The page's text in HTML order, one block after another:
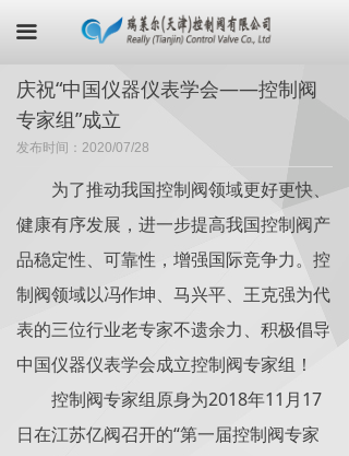
끀
首页
产品中心
荣誉证书
联系我们
在线商城
庆祝“中国仪器仪表学会——控制阀
专家组”成立
发布时间： 2020/07/28
为了推动我国控制阀领域更好更快、
健康有序发展，进一步提高我国控制阀产
品稳定性、可靠性，增强国际竞争力。控
制阀领域以冯作坤、马兴平、王克强为代
表的三位行业老专家不遗余力、积极倡导
中国仪器仪表学会成立控制阀专家组！
控制阀专家组原身为2018年11月17
日在江苏亿阀召开的“第一届控制阀专家